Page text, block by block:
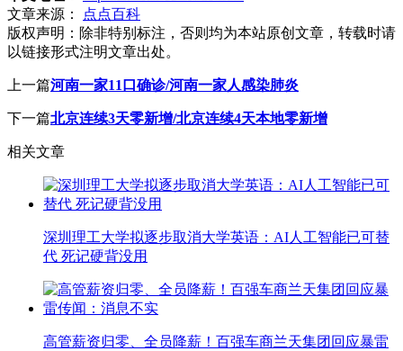
文章来源：
点点百科
版权声明： 除非特别标注，否则均为本站原创文章，转载时请
以链接形式注明文章出处。
上一篇河南一家11口确诊/河南一家人感染肺炎
下一篇北京连续3天零新增/北京连续4天本地零新增
相关文章
深圳理工大学拟逐步取消大学英语：AI人工智能已可替
代 死记硬背没用
高管薪资归零、全员降薪！百强车商兰天集团回应暴雷